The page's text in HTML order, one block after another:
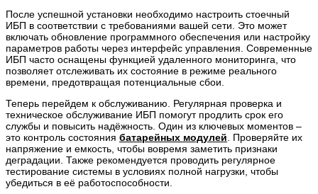
После успешной установки необходимо настроить стоечный
ИБП в соответствии с требованиями вашей сети. Это может
включать обновление программного обеспечения или настройку
параметров работы через интерфейс управления. Современные
ИБП часто оснащены функцией удаленного мониторинга, что
позволяет отслеживать их состояние в режиме реального
времени, предотвращая потенциальные сбои.
Теперь перейдем к обслуживанию. Регулярная проверка и
техническое обслуживание ИБП помогут продлить срок его
службы и повысить надёжность. Один из ключевых моментов –
это контроль состояния батарейных модулей . Проверяйте их
напряжение и емкость, чтобы вовремя заметить признаки
деградации. Также рекомендуется проводить регулярное
тестирование системы в условиях полной нагрузки, чтобы
убедиться в её работоспособности.